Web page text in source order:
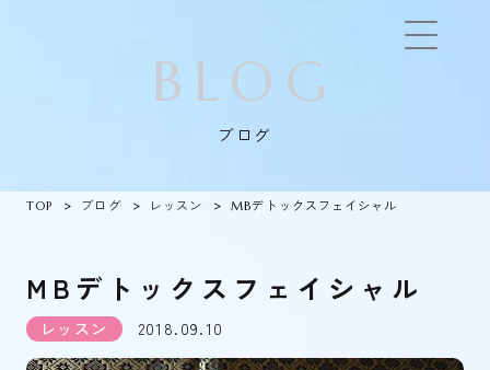
BLOG
ブログ
TOP ブログ レッスン MBデトックスフェイシャル
MBデトックスフェイシャル
レッスン 2018.09.10